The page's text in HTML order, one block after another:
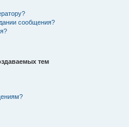
сообщения?
тем